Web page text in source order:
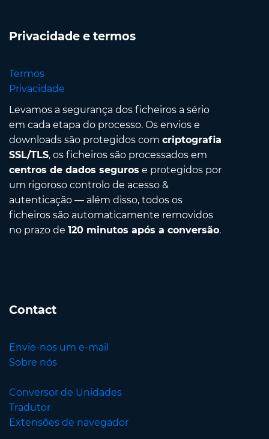
Privacidade e termos
Termos
Privacidade
Levamos a segurança dos ficheiros a sério
em cada etapa do processo. Os envios e
downloads são protegidos com criptografia
SSL/TLS, os ficheiros são processados em
centros de dados seguros e protegidos por
um rigoroso controlo de acesso &
autenticação — além disso, todos os
ficheiros são automaticamente removidos
no prazo de 120 minutos após a conversão.
Contact
Envie-nos um e-mail
Sobre nós
Conversor de Unidades
Tradutor
Extensões de navegador